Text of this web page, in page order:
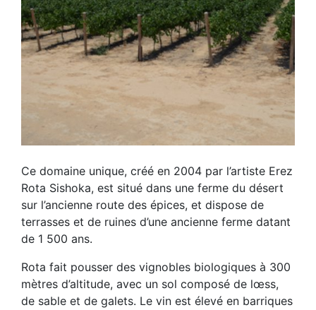
Ce domaine unique, créé en 2004 par l’artiste Erez
Rota Sishoka, est situé dans une ferme du désert
sur l’ancienne route des épices, et dispose de
terrasses et de ruines d’une ancienne ferme datant
de 1 500 ans.
Rota fait pousser des vignobles biologiques à 300
mètres d’altitude, avec un sol composé de lœss,
de sable et de galets. Le vin est élevé en barriques